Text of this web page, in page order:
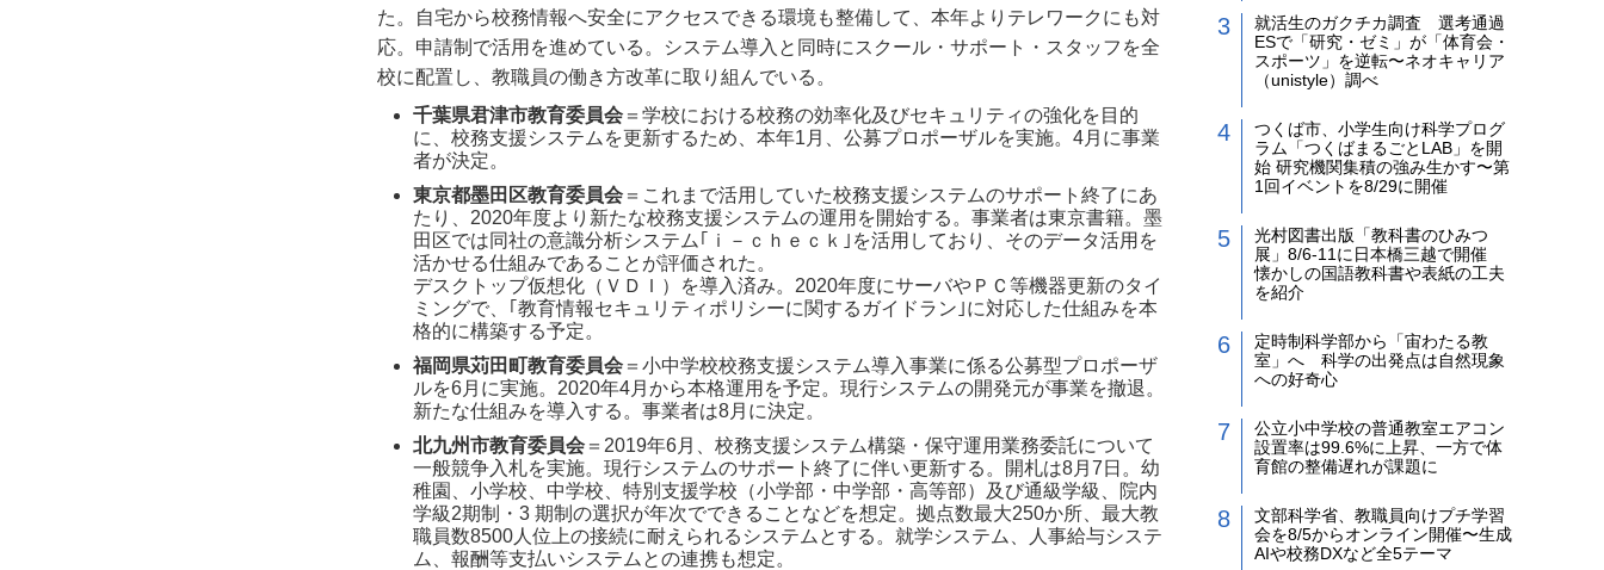
た。自宅から校務情報へ安全にアクセスできる環境も整備して、本年よりテレワークにも対
応。申請制で活用を進めている。システム導入と同時にスクール・サポート・スタッフを全
校に配置し、教職員の働き方改革に取り組んでいる。
千葉県君津市教育委員会 ＝学校における校務の効率化及びセキュリティの強化を目的
に、校務支援システムを更新するため、本年1月、公募プロポーザルを実施。4月に事業
者が決定。
東京都墨田区教育委員会 ＝これまで活用していた校務支援システムのサポート終了にあ
たり、2020年度より新たな校務支援システムの運用を開始する。事業者は東京書籍。墨
田区では同社の意識分析システム｢ｉ－ｃｈｅｃｋ｣を活用しており、そのデータ活用を
活かせる仕組みであることが評価された。
デスクトップ仮想化（ＶＤＩ）を導入済み。2020年度にサーバやＰＣ等機器更新のタイ
ミングで、｢教育情報セキュリティポリシーに関するガイドラン｣に対応した仕組みを本
格的に構築する予定。
福岡県苅田町教育委員会 ＝小中学校校務支援システム導入事業に係る公募型プロポーザ
ルを6月に実施。2020年4月から本格運用を予定。現行システムの開発元が事業を撤退。
新たな仕組みを導入する。事業者は8月に決定。
北九州市教育委員会 ＝2019年6月、校務支援システム構築・保守運用業務委託について
一般競争入札を実施。現行システムのサポート終了に伴い更新する。開札は8月7日。幼
稚園、小学校、中学校、特別支援学校（小学部・中学部・高等部）及び通級学級、院内
学級2期制・3 期制の選択が年次でできることなどを想定。拠点数最大250か所、最大教
職員数8500人位上の接続に耐えられるシステムとする。就学システム、人事給与システ
ム、報酬等支払いシステムとの連携も想定。
就活生のガクチカ調査 選考通過
ESで「研究・ゼミ」が「体育会・
スポーツ」を逆転〜ネオキャリア
（unistyle）調べ
つくば市、小学生向け科学プログ
ラム「つくばまるごとLAB」を開
始 研究機関集積の強み生かす〜第
1回イベントを8/29に開催
光村図書出版「教科書のひみつ
展」8/6-11に日本橋三越で開催
懐かしの国語教科書や表紙の工夫
を紹介
定時制科学部から「宙わたる教
室」へ 科学の出発点は自然現象
への好奇心
公立小中学校の普通教室エアコン
設置率は99.6%に上昇、一方で体
育館の整備遅れが課題に
文部科学省、教職員向けプチ学習
会を8/5からオンライン開催〜生成
AIや校務DXなど全5テーマ